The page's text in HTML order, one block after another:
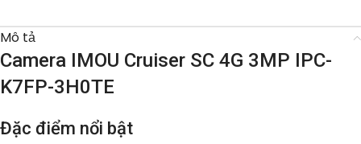
Mô tả
Camera IMOU Cruiser SC 4G 3MP IPC-
K7FP-3H0TE
Đặc điểm nổi bật